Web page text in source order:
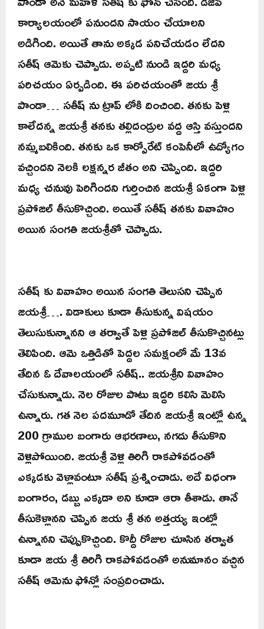
కార్యాలయంలో పనుందని సాయం చేయాలని
అడిగింది. అయితే తాను అక్కడ పనిచేయడం లేదని
సతీష్ ఆమెకు చెప్పాడు. అప్పటి నుండి ఇద్దరి మధ్య
పరిచయం ఏర్పడింది. ఈ పరిచయంతో జయ శ్రీ
పాండా… సతీష్ ను ట్రాప్ లోకి దించింది. తనకు పెళ్లి
కాలేదన్న జయశ్రీ తనకు తల్లిదండ్రుల వద్ద ఆస్తి వస్తుందని
నమ్మబలికింది. తనకు ఒక కార్పోరేట్ కంపెనీలో ఉద్యోగం
వచ్చిందని నెలకి లక్షన్నర జీతం అని చెప్పింది. ఇద్దరి
మధ్య చనువు పెరిగిందని గుర్తించిన జయశ్రీ ఏకంగా పెళ్లి
ప్రపోజల్ తీసుకొచ్చింది. అయితే సతీష్ తనకు వివాహం
అయిన సంగతి జయశ్రీతో చెప్పాడు.
సతీష్ కు వివాహం అయిన సంగతి తెలుసని చెప్పిన
జయశ్రీ…. విడాకులు కూడా తీసుకున్న విషయం
తెలుసుకున్నానని ఆ తర్వాతే పెళ్లి ప్రపోజల్ తీసుకొచ్చినట్లు
తెలిపింది. ఆమె ఒత్తిడితో పెద్దల సమక్షంలో మే 13వ
తేదిన ఓ దేవాలయంలో సతీష్.. జయశ్రీని వివాహం
చేసుకున్నాడు. నెల రోజుల పాటు ఇద్దరి కలిసి మెలిసి
ఉన్నారు. గత నెల పదమూడో తేదిన జయశ్రీ ఇంట్లో ఉన్న
200 గ్రాముల బంగారు ఆభరణాలు, నగదు తీసుకొని
వెళ్లిపోయింది. జయశ్రీ వెళ్లి తిరిగి రాకపోవడంతో
ఎక్కడకు వెళ్లావంటూ సతీష్ ప్రశ్నించాడు. అదే విధంగా
బంగారం, డబ్బు ఎక్కడా అని కూడా ఆరా తీశాడు. తానే
తీసుకెళ్లానని చెప్పిన జయ శ్రీ తన అత్తయ్య ఇంట్లో
ఉన్నానని చెప్పుకొచ్చింది. కొద్దీ రోజుల చూసిన తర్వాత
కూడా జయ శ్రీ తిరిగి రాకపోవడంతో అనుమానం వచ్చిన
సతీష్ ఆమెను ఫోన్లో సంప్రదించాడు.